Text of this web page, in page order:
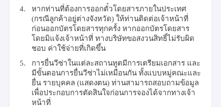
4.
หากท่านที่ต้องการออกตั๋วโดยสารภายในประเทศ
(กรณีลูกค้าอยู่ต่างจังหวัด) ให้ท่านติดต่อเจ้าหน้าที่
ก่อนออกบัตรโดยสารทุกครั้ง หากออกบัตรโดยสาร
โดยมิแจ้งเจ้าหน้าที่ ทางบริษัทขอสงวนสิทธิ์ไม่รับผิด
ชอบ ค่าใช้จ่ายที่เกิดขึ้น
5.
การยื่นวีซ่าในแต่ละสถานทูตมีการเตรียมเอกสาร และ
มีขั้นตอนการยื่นวีซ่าไม่เหมือนกัน ทั้งแบบหมู่คณะและ
ยื่น รายบุคคล (แสดงตน) ท่านสามารถสอบถามข้อมูล
เพื่อประกอบการตัดสินใจก่อนการจองได้จากทางเจ้า
หน้าที่